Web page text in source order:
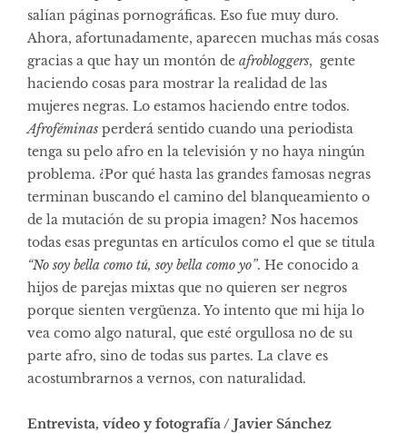
salían páginas pornográficas. Eso fue muy duro.
Ahora, afortunadamente, aparecen muchas más cosas
gracias a que hay un montón de afrobloggers, gente
haciendo cosas para mostrar la realidad de las
mujeres negras. Lo estamos haciendo entre todos.
Afroféminas perderá sentido cuando una periodista
tenga su pelo afro en la televisión y no haya ningún
problema. ¿Por qué hasta las grandes famosas negras
terminan buscando el camino del blanqueamiento o
de la mutación de su propia imagen? Nos hacemos
todas esas preguntas en artículos como el que se titula
“No soy bella como tú, soy bella como yo”. He conocido a
hijos de parejas mixtas que no quieren ser negros
porque sienten vergüenza. Yo intento que mi hija lo
vea como algo natural, que esté orgullosa no de su
parte afro, sino de todas sus partes. La clave es
acostumbrarnos a vernos, con naturalidad.
Entrevista, vídeo y fotografía / Javier Sánchez